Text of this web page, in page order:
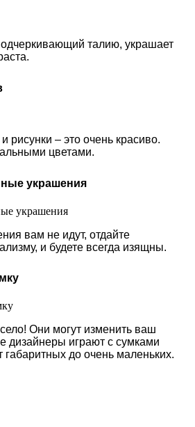
талию, украшает
рисунки – это очень красиво.
цветами.
украшения
вам не идут, отдайте
и будете всегда изящны.
Они могут изменить ваш
дизайнеры играют с сумками
габаритных до очень маленьких.